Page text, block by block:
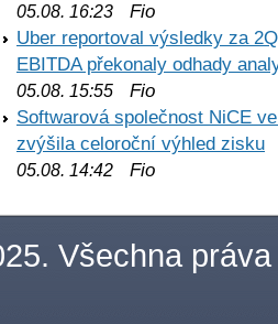
05.08. 16:23 Fio
Uber reportoval výsledky za
EBITDA překonaly odhady
05.08. 15:55 Fio
Softwarová společnost NiCE
zvýšila celoroční výhled zisku
05.08. 14:42 Fio
Všechna práva